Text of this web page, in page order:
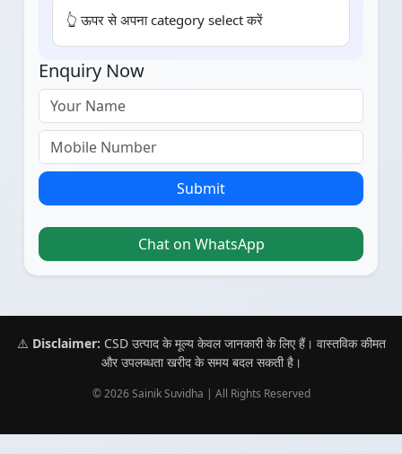
👆 ऊपर से अपना category select करें
Enquiry Now
Submit
Chat on WhatsApp
⚠️ Disclaimer: CSD उत्पाद के मूल्य केवल जानकारी के लिए हैं। वास्तविक कीमत
और उपलब्धता खरीद के समय बदल सकती है।
© 2026 Sainik Suvidha | All Rights Reserved